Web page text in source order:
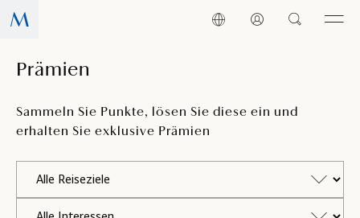
Prämien
Sammeln Sie Punkte, lösen Sie diese ein und
erhalten Sie exklusive Prämien